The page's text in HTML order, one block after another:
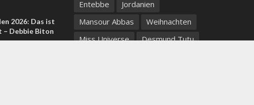
2026: Das ist
– Debbie Biton
Entebbe
Jordanien
Mansour Abbas
Weihnachten
Miss Universe
Desmund Tutu